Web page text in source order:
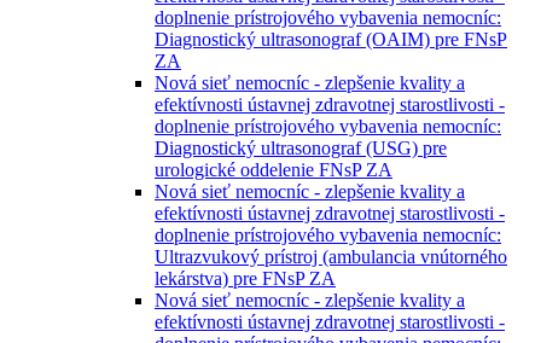
doplnenie prístrojového vybavenia nemocníc:
Diagnostický ultrasonograf (OAIM) pre FNsP
ZA
Nová sieť nemocníc - zlepšenie kvality a
efektívnosti ústavnej zdravotnej starostlivosti -
doplnenie prístrojového vybavenia nemocníc:
Diagnostický ultrasonograf (USG) pre
urologické oddelenie FNsP ZA
Nová sieť nemocníc - zlepšenie kvality a
efektívnosti ústavnej zdravotnej starostlivosti -
doplnenie prístrojového vybavenia nemocníc:
Ultrazvukový prístroj (ambulancia vnútorného
lekárstva) pre FNsP ZA
Nová sieť nemocníc - zlepšenie kvality a
efektívnosti ústavnej zdravotnej starostlivosti -